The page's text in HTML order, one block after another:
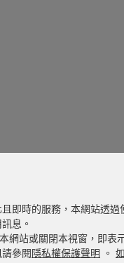
專線0809-000-
: 最新版本 Chrome
Safari、Edge
即時的服務，本網站透過
息。
網站或關閉本視窗，即表
參閱 隱私權保護聲明 。